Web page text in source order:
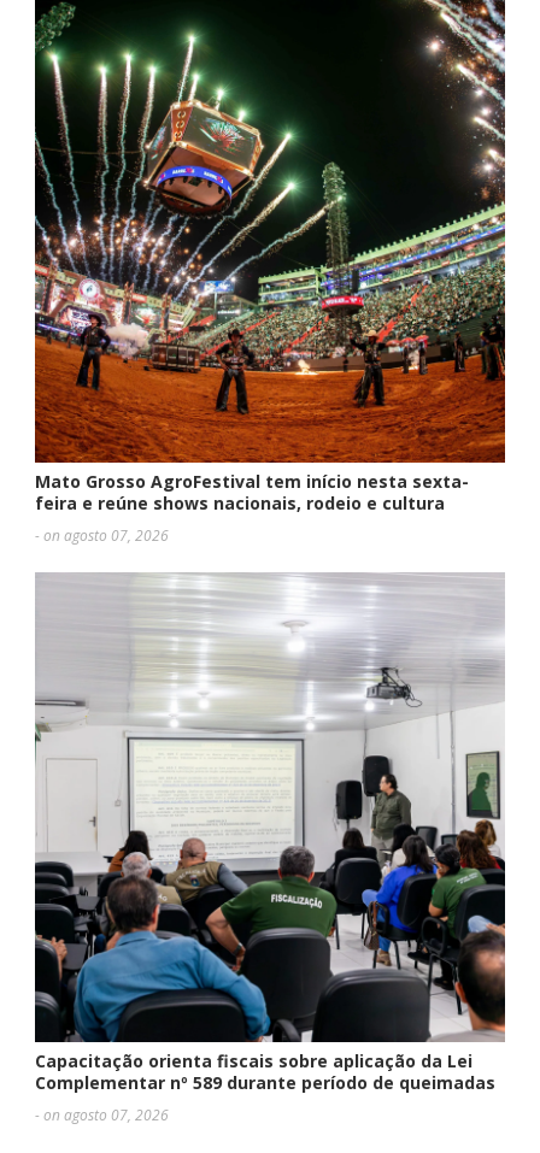
Mato Grosso AgroFestival tem início nesta sexta-
feira e reúne shows nacionais, rodeio e cultura
- on agosto 07, 2026
Capacitação orienta fiscais sobre aplicação da Lei
Complementar nº 589 durante período de queimadas
- on agosto 07, 2026